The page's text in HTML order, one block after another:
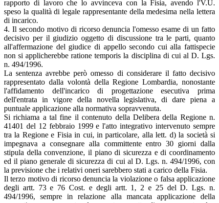
rapporto di lavoro che lo avvinceva con la Fisia, avendo l'V.U.
speso la qualità di legale rappresentante della medesima nella lettera
di incarico.
4. Il secondo motivo di ricorso denuncia l'omesso esame di un fatto
decisivo per il giudizio oggetto di discussione tra le parti, quanto
all'affermazione del giudice di appello secondo cui alla fattispecie
non si applicherebbe ratione temporis la disciplina di cui al D. Lgs.
n. 494/1996.
La sentenza avrebbe però omesso di considerare il fatto decisivo
rappresentato dalla volontà della Regione Lombardia, nonostante
l'affidamento dell'incarico di progettazione esecutiva prima
dell'entrata in vigore della novella legislativa, di dare piena a
puntuale applicazione alla normativa sopravvenuta.
Si richiama a tal fine il contenuto della Delibera della Regione n.
41401 del 12 febbraio 1999 e l'atto integrativo intervenuto sempre
tra la Regione e Fisia in cui, in particolare, alla lett. d) la società si
impegnava a consegnare alla committente entro 30 giorni dalla
stipula della convenzione, il piano di sicurezza e di coordinamento
ed il piano generale di sicurezza di cui al D. Lgs. n. 494/1996, con
la previsione che i relativi oneri sarebbero stati a carico della Fisia.
Il terzo motivo di ricorso denuncia la violazione o falsa applicazione
degli artt. 73 e 76 Cost. e degli artt. 1, 2 e 25 del D. Lgs. n.
494/1996, sempre in relazione alla mancata applicazione della